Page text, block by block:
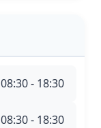
08:30 - 18:30
08:30 - 18:30